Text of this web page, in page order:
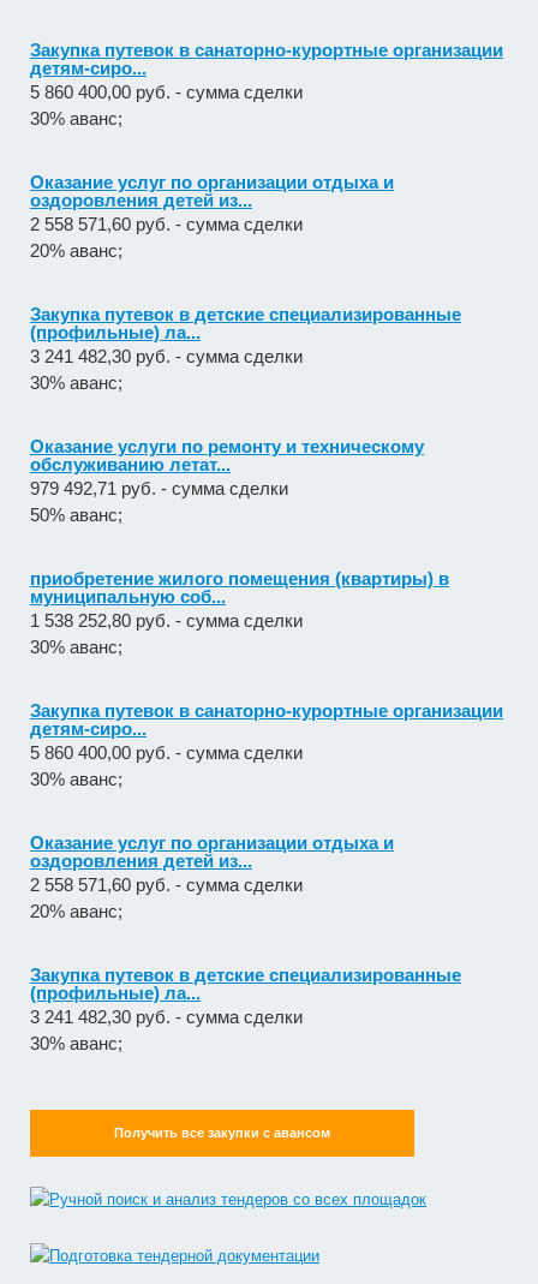
Закупка путевок в санаторно-курортные организации
детям-сиро...
5 860 400,00 руб. - сумма сделки
30% аванс;
Оказание услуг по организации отдыха и
оздоровления детей из...
2 558 571,60 руб. - сумма сделки
20% аванс;
Закупка путевок в детские специализированные
(профильные) ла...
3 241 482,30 руб. - сумма сделки
30% аванс;
Оказание услуги по ремонту и техническому
обслуживанию летат...
979 492,71 руб. - сумма сделки
50% аванс;
приобретение жилого помещения (квартиры) в
муниципальную соб...
1 538 252,80 руб. - сумма сделки
30% аванс;
Закупка путевок в санаторно-курортные организации
детям-сиро...
5 860 400,00 руб. - сумма сделки
30% аванс;
Оказание услуг по организации отдыха и
оздоровления детей из...
2 558 571,60 руб. - сумма сделки
20% аванс;
Закупка путевок в детские специализированные
(профильные) ла...
3 241 482,30 руб. - сумма сделки
30% аванс;
Получить все закупки с авансом